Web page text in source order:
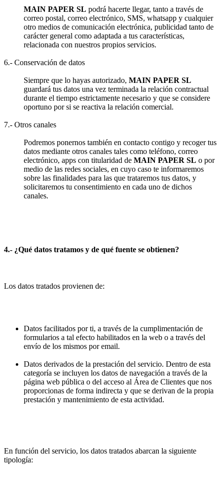
MAIN PAPER SL podrá hacerte llegar, tanto a través de
correo postal, correo electrónico, SMS, whatsapp y cualquier
otro medios de comunicación electrónica, publicidad tanto de
carácter general como adaptada a tus características,
relacionada con nuestros propios servicios.
6.- Conservación de datos
Siempre que lo hayas autorizado, MAIN PAPER SL
guardará tus datos una vez terminada la relación contractual
durante el tiempo estrictamente necesario y que se considere
oportuno por si se reactiva la relación comercial.
7.- Otros canales
Podremos ponernos también en contacto contigo y recoger tus
datos mediante otros canales tales como teléfono, correo
electrónico, apps con titularidad de MAIN PAPER SL o por
medio de las redes sociales, en cuyo caso te informaremos
sobre las finalidades para las que trataremos tus datos, y
solicitaremos tu consentimiento en cada uno de dichos
canales.
4.- ¿Qué datos tratamos y de qué fuente se obtienen?
Los datos tratados provienen de:
Datos facilitados por ti, a través de la cumplimentación de
formularios a tal efecto habilitados en la web o a través del
envío de los mismos por email.
Datos derivados de la prestación del servicio. Dentro de esta
categoría se incluyen los datos de navegación a través de la
página web pública o del acceso al Área de Clientes que nos
proporcionas de forma indirecta y que se derivan de la propia
prestación y mantenimiento de esta actividad.
En función del servicio, los datos tratados abarcan la siguiente
tipología: